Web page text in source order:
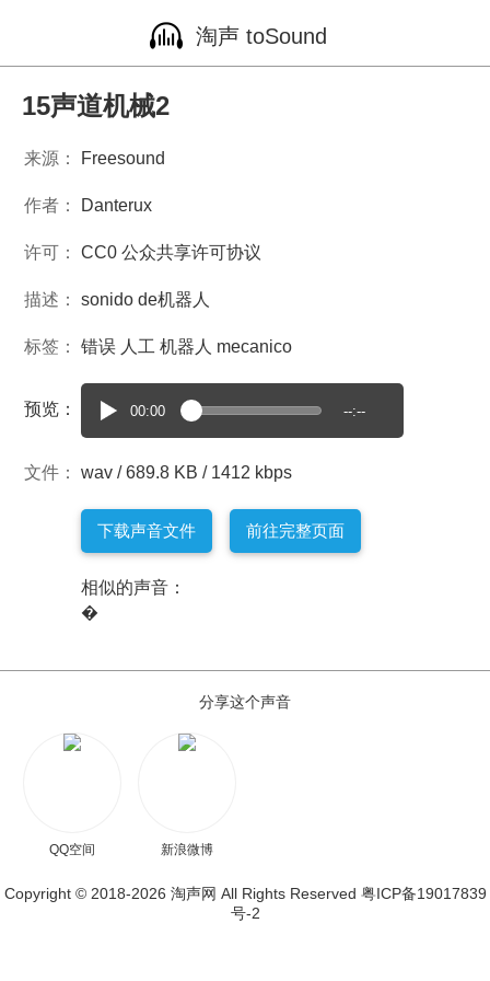
淘声 toSound
15声道机械2
来源： Freesound
作者： Danterux
许可： CC0 公众共享许可协议
描述： sonido de机器人
标签： 错误 人工 机器人 mecanico
预览： 00:00 --:--
文件： wav / 689.8 KB / 1412 kbps
下载声音文件 前往完整页面
相似的声音：
�
分享这个声音
QQ空间 新浪微博
Copyright © 2018-2026 淘声网 All Rights Reserved 粤ICP备19017839
号-2